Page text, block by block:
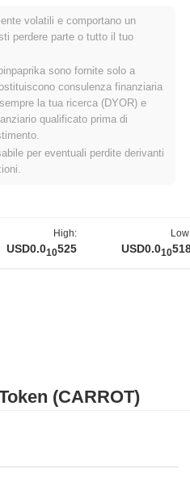
(CARROT)
High:
USD0.010525 USD0.010
230
~77.34% al di sotto del suo
CarrotToken rispetto al
ha guadagnato
complessivo che ha registrato
volatili e comportano un
perdere parte o tutto il tuo
sono fornite solo a
consulenza finanziaria
la tua ricerca (DYOR) e
qualificato prima di
per eventuali perdite derivanti